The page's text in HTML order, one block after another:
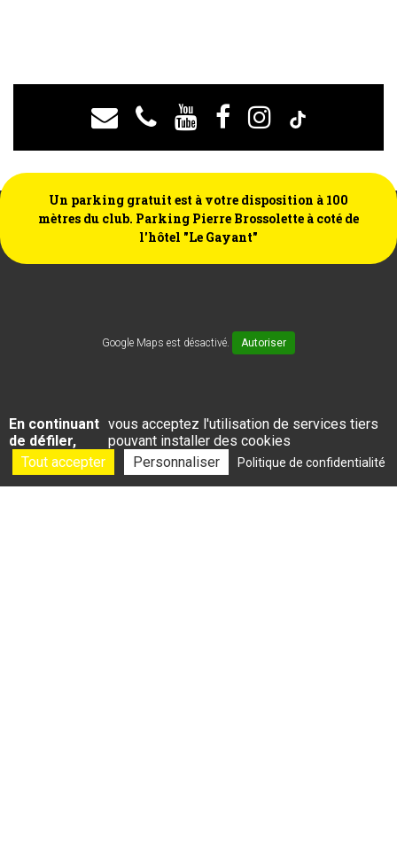
Un parking gratuit est à votre disposition à 100
mètres du club. Parking Pierre Brossolette à coté de
l'hôtel "Le Gayant"
Google Maps est désactivé. Autoriser
En continuant
de défiler,
vous acceptez l'utilisation de services tiers
pouvant installer des cookies
Tout accepter
Personnaliser Politique de confidentialité